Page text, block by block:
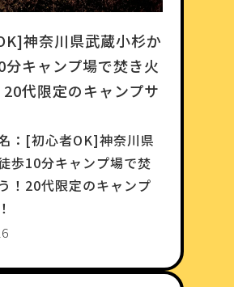
神奈川県武蔵小杉か
分キャンプ場で焚き火
20代限定のキャンプサ
： [初心者OK]神奈川県
歩10分キャンプ場で焚
！20代限定のキャンプ